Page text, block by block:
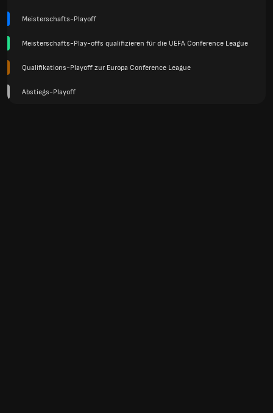
Meisterschafts-Playoff
Meisterschafts-Play-offs qualifizieren für die UEFA Conference League
Qualifikations-Playoff zur Europa Conference League
Abstiegs-Playoff